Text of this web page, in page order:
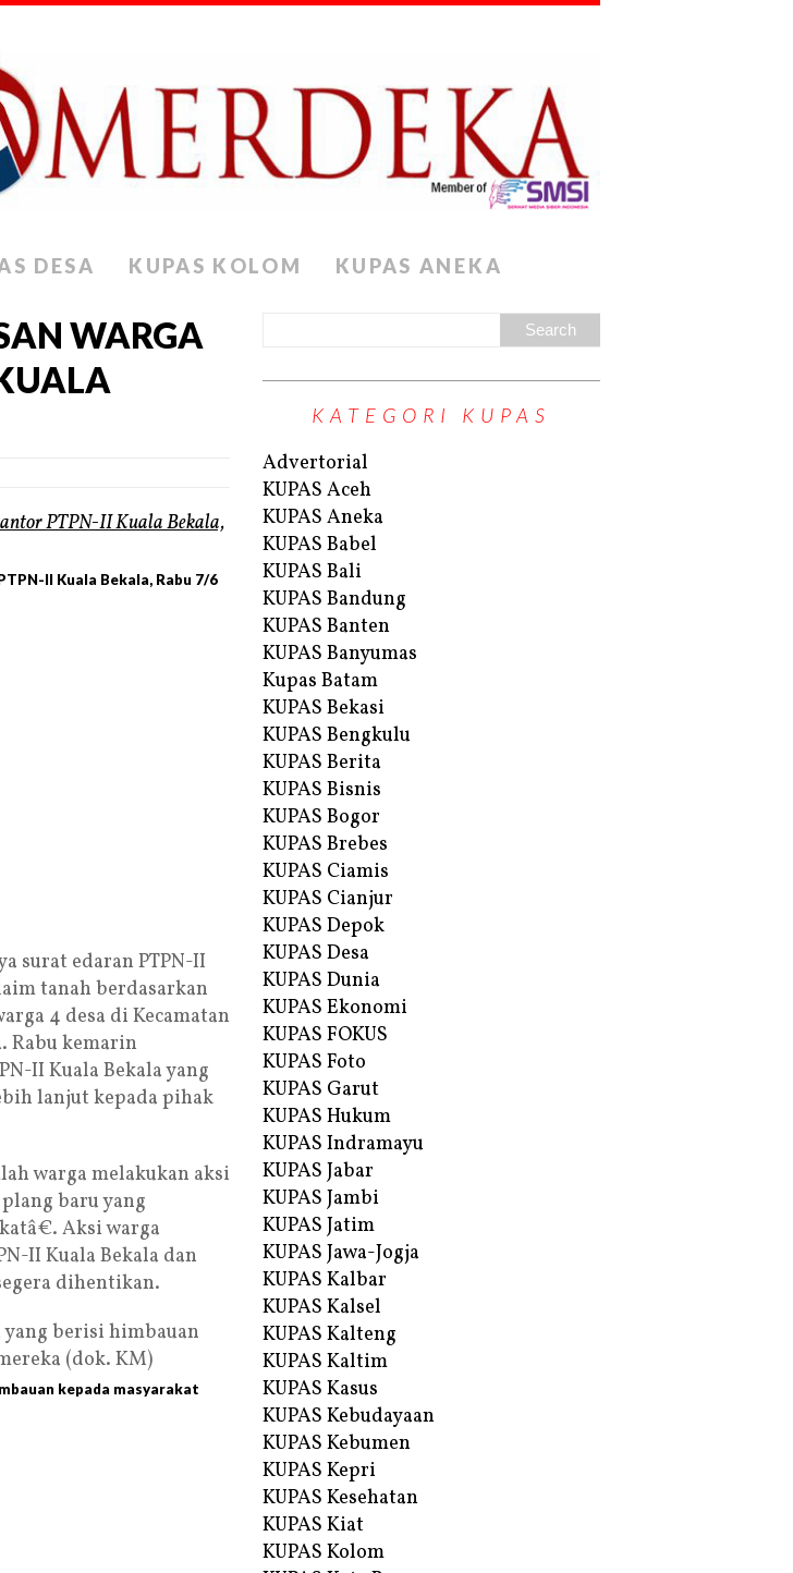
DESA KUPAS KOLOM KUPAS ANEKA
WARGA
II Kuala Bekala, Rabu 7/6
surat edaran PTPN-II
tanah berdasarkan
4 desa di Kecamatan
Rabu kemarin
II Kuala Bekala yang
lanjut kepada pihak
warga melakukan aksi
baru yang
Aksi warga
II Kuala Bekala dan
dihentikan.
kepada masyarakat
KATEGORI KUPAS
Advertorial
KUPAS Aceh
KUPAS Aneka
KUPAS Babel
KUPAS Bali
KUPAS Bandung
KUPAS Banten
KUPAS Banyumas
Kupas Batam
KUPAS Bekasi
KUPAS Bengkulu
KUPAS Berita
KUPAS Bisnis
KUPAS Bogor
KUPAS Brebes
KUPAS Ciamis
KUPAS Cianjur
KUPAS Depok
KUPAS Desa
KUPAS Dunia
KUPAS Ekonomi
KUPAS FOKUS
KUPAS Foto
KUPAS Garut
KUPAS Hukum
KUPAS Indramayu
KUPAS Jabar
KUPAS Jambi
KUPAS Jatim
KUPAS Jawa-Jogja
KUPAS Kalbar
KUPAS Kalsel
KUPAS Kalteng
KUPAS Kaltim
KUPAS Kasus
KUPAS Kebudayaan
KUPAS Kebumen
KUPAS Kepri
KUPAS Kesehatan
KUPAS Kiat
KUPAS Kolom